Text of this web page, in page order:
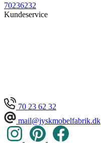
70236232
Kundeservice
70 23 62 32
mail@jyskmobelfabrik.dk